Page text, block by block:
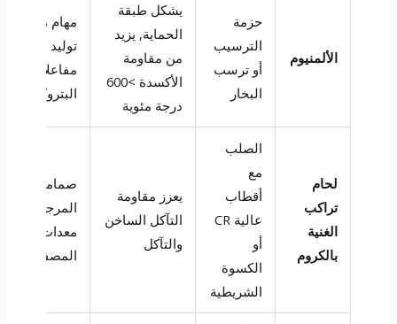
الألمنيوم
حزمة
الترسيب
أو ترسب
البخار
يشكل طبقة
الحماية, يزيد
من مقاومة
الأكسدة >600
درجة مئوية
مهام محطة
توليد الكهرباء,
مفاعلات
لحام
تراكب
الغنية
بالكروم
الصلب
مع
أقطاب
عالية CR
أو
الكسوة
الشريطية
يعزز مقاومة
التآكل الساخن
والتآكل
صمامات
المرجل,
معدات
المصفاة